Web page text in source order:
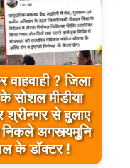
? जिला
सोशल मीडीया
से बुलाए
निकले अगस्त्यमुनि
के डॉक्टर !